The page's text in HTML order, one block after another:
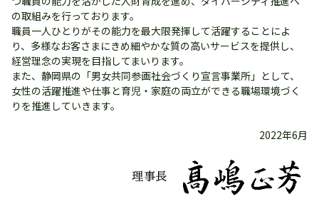
の取組みを行っております。
職員一人ひとりがその能力を最大限発揮して活躍することによ
り、多様なお客さまにきめ細やかな質の高いサービスを提供し、
経営理念の実現を目指してまいります。
また、静岡県の「男女共同参画社会づくり宣言事業所」として、
女性の活躍推進や仕事と育児・家庭の両立ができる職場環境づく
りを推進していきます。
2022年6月